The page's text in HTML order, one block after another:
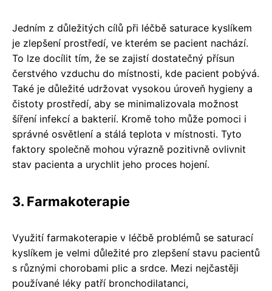
Jedním z důležitých cílů při léčbě saturace kyslíkem
je zlepšení prostředí, ve kterém se pacient nachází.
To lze docílit tím, že se zajistí dostatečný přísun
čerstvého vzduchu do místnosti, kde pacient pobývá.
Také je důležité udržovat vysokou úroveň hygieny a
čistoty prostředí, aby se minimalizovala možnost
šíření infekcí a bakterií. Kromě toho může pomoci i
správné osvětlení a stálá teplota v místnosti. Tyto
faktory společně mohou výrazně pozitivně ovlivnit
stav pacienta a urychlit jeho proces hojení.
3. Farmakoterapie
Využití farmakoterapie v léčbě problémů se saturací
kyslíkem je velmi důležité pro zlepšení stavu pacientů
s různými chorobami plic a srdce. Mezi nejčastěji
používané léky patří bronchodilatanci,